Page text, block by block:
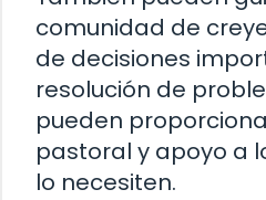
comunidad de
de decisiones
resolución de
pueden
pastoral y apoyo a
lo necesiten.